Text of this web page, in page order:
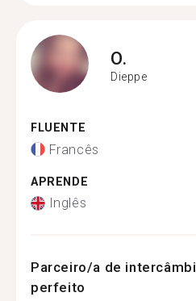
O.
Dieppe
FLUENTE
Francês
APRENDE
Inglês
Parceiro/a de
perfeito